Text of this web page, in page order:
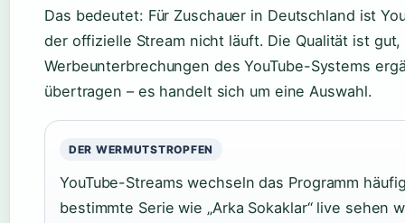
Das bedeutet: Für Zuschauer in Deutschland ist
der offizielle Stream nicht läuft. Die Qualität ist
Werbeunterbrechungen des YouTube-Systems
übertragen – es handelt sich um eine Auswahl.
DER WERMUTSTROPFEN
YouTube-Streams wechseln das Programm
bestimmte Serie wie „Arka Sokaklar“ live sehen